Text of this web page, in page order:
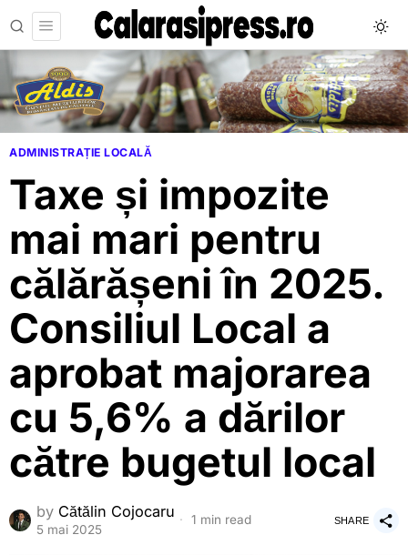
ADMINISTRAȚIE LOCALĂ
Taxe și impozite
mai mari pentru
călărășeni în 2025.
Consiliul Local a
aprobat majorarea
cu 5,6% a dărilor
către bugetul local
by Cătălin Cojocaru
5 mai 2025
1 min read SHARE